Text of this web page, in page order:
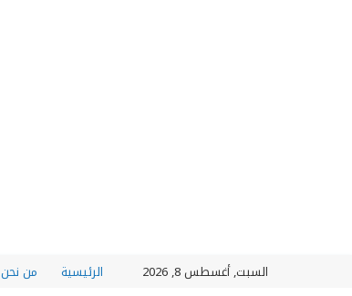
السبت, أغسطس 8, 2026 الرئيسية من نحن